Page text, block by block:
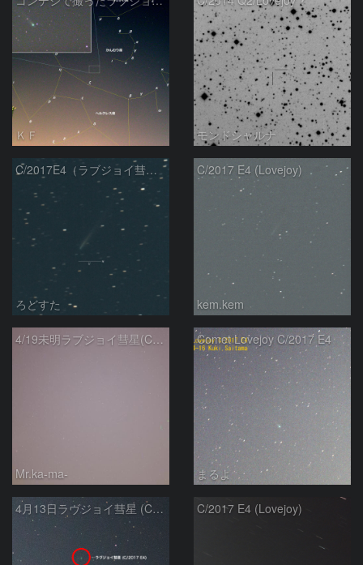
ＫＦ モンドシャルナ
C/2017E4（ラブジョイ彗星）
ろどすた
C/2017 E4 (Lovejoy)
kem.kem
4/19未明ラブジョイ彗星(C/2017E4)とM31
Mr.ka-ma-
Comet Lovejoy C/2017 E4
まるよ
4月13日ラヴジョイ彗星 (C/2017 E4) C/2017 E4 (Lovejoy)